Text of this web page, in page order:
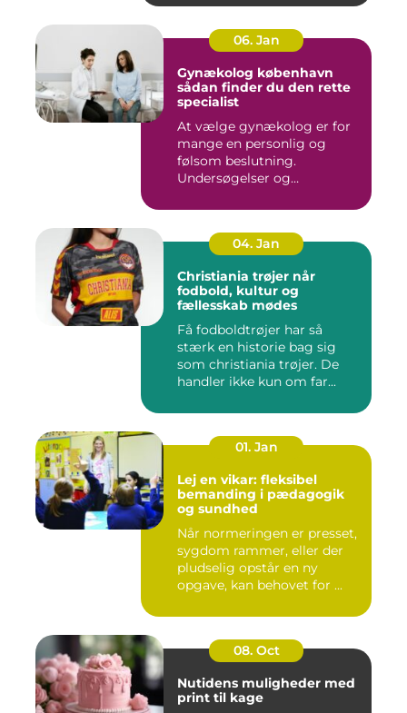
06. Jan
Gynækolog københavn
sådan finder du den rette
specialist
At vælge gynækolog er for
mange en personlig og
følsom beslutning.
Undersøgelser og
04. Jan
Christiania trøjer når
fodbold, kultur og
fællesskab mødes
Få fodboldtrøjer har så
stærk en historie bag sig
som christiania trøjer. De
handler ikke kun om far...
01. Jan
Lej en vikar: fleksibel
bemanding i pædagogik
og sundhed
Når normeringen er presset,
sygdom rammer, eller der
pludselig opstår en ny
opgave, kan behovet for ...
08. Oct
Nutidens muligheder med
print til kage